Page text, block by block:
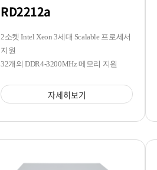
RD2212a
2소켓 Intel Xeon 3세대 Scalable 프로세서
지원
32개의 DDR4-3200MHz 메모리 지원
자세히보기